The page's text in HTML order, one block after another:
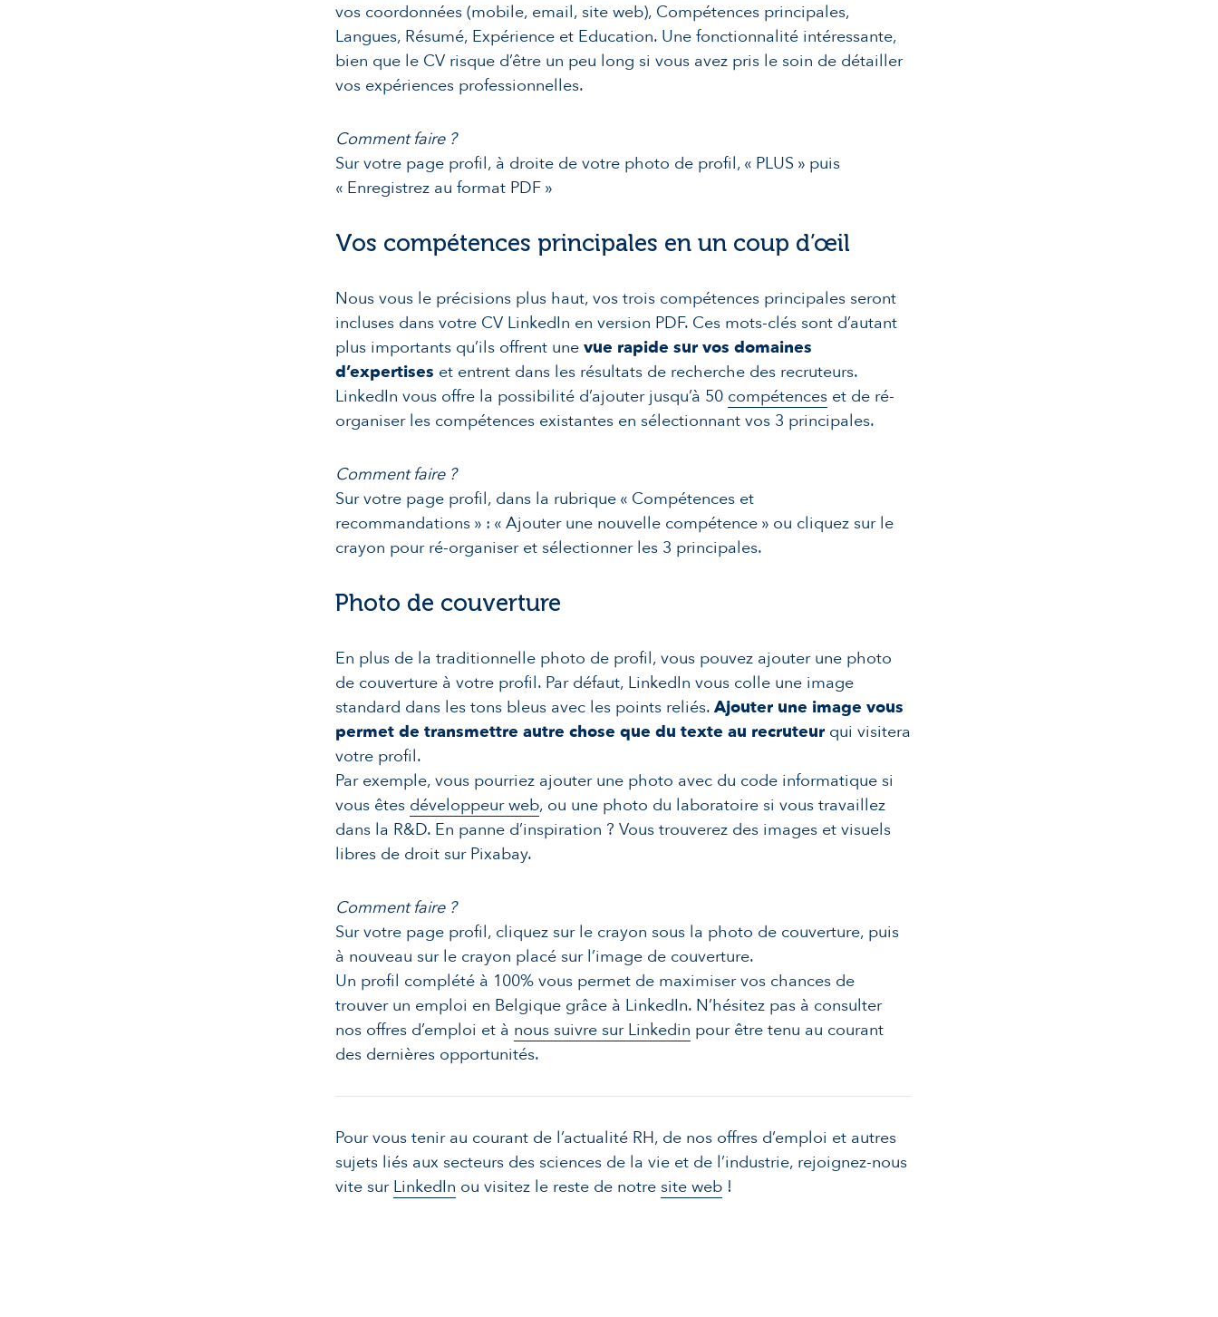
vos coordonnées (mobile, email, site web), Compétences principales,
Langues, Résumé, Expérience et Education. Une fonctionnalité intéressante,
bien que le CV risque d’être un peu long si vous avez pris le soin de détailler
vos expériences professionnelles.
Comment faire ?
Sur votre page profil, à droite de votre photo de profil, « PLUS » puis
« Enregistrez au format PDF »
Vos compétences principales en un coup d’œil
Nous vous le précisions plus haut, vos trois compétences principales seront
incluses dans votre CV LinkedIn en version PDF. Ces mots-clés sont d’autant
plus importants qu’ils offrent unevue rapide sur vos domaines
d’expertises et entrent dans les résultats de recherche des recruteurs.
LinkedIn vous offre la possibilité d’ajouter jusqu’à 50 compétences et de ré-
organiser les compétences existantes en sélectionnant vos 3 principales.
Comment faire ?
Sur votre page profil, dans la rubrique « Compétences et
recommandations » : « Ajouter une nouvelle compétence » ou cliquez sur le
crayon pour ré-organiser et sélectionner les 3 principales.
Photo de couverture
En plus de la traditionnelle photo de profil, vous pouvez ajouter une photo
de couverture à votre profil. Par défaut, LinkedIn vous colle une image
standard dans les tons bleus avec les points reliés.Ajouter une image vous
permet de transmettre autre chose que du texte au recruteur qui visitera
votre profil.
Par exemple, vous pourriez ajouter une photo avec du code informatique si
vous êtes développeur web, ou une photo du laboratoire si voustravaillez
dans la R&D. En panne d’inspiration ? Vous trouverez des images et visuels
libres de droit sur Pixabay.
Comment faire ?
Sur votre page profil, cliquez sur le crayon sous la photo de couverture, puis
à nouveau sur le crayon placé sur l’image de couverture.
Un profil complété à 100% vous permet de maximiser vos chances de
trouver un emploi en Belgique grâce à LinkedIn. N’hésitez pas à consulter
nos offres d’emploi et à nous suivre sur Linkedin pour être tenu au courant
des dernières opportunités.
Pour vous tenir au courant de l’actualité RH, de nos offres d’emploi et autres
sujets liés aux secteurs des sciences de la vie et de l’industrie, rejoignez-nous
vite sur LinkedIn ou visitez le reste de notre site web !